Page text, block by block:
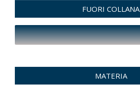
FUORI COLLANA
MATERIA